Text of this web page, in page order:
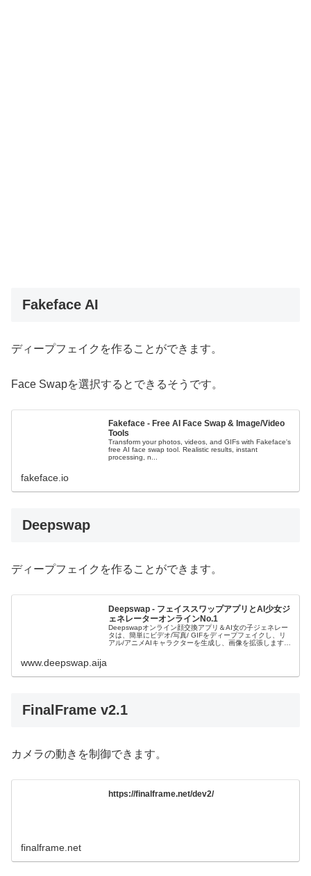
Fakeface AI
ディープフェイクを作ることができます。
Face Swapを選択するとできるそうです。
Fakeface - Free AI Face Swap & Image/Video
Tools
Transform your photos, videos, and GIFs with Fakeface's
free AI face swap tool. Realistic results, instant
processing, n...
fakeface.io
Deepswap
ディープフェイクを作ることができます。
Deepswap - フェイススワップアプリとAI少女ジ
ェネレーターオンラインNo.1
Deepswapオンライン顔交換アプリ＆AI女の子ジェネレー
タは、簡単にビデオ/写真/ GIFをディープフェイクし、リ
アル/アニメAIキャラクターを生成し、画像を拡張します。
www.deepswap.aija
FinalFrame v2.1
カメラの動きを制御できます。
https://finalframe.net/dev2/
finalframe.net